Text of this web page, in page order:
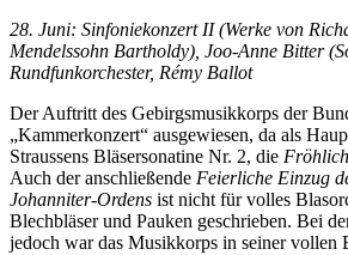
28. Juni: Sinfoniekonzert II (Werke von
Mendelssohn Bartholdy), Joo-Anne Bitter
Rundfunkorchester, Rémy Ballot
Der Auftritt des Gebirgsmusikkorps der
„Kammerkonzert“ ausgewiesen, da als
Straussens Bläsersonatine Nr. 2, die
Auch der anschließende Feierliche Einzug
Johanniter-Ordens ist nicht für volles
Blechbläser und Pauken geschrieben. Bei
jedoch war das Musikkorps in seiner vollen